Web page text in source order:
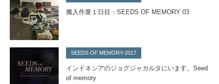
搬入作業１日目：SEEDS OF MEMORY 03
SEEDS OF MEMORY-2017
インドネシアのジョグジャカルタにいます。Seed
of memory